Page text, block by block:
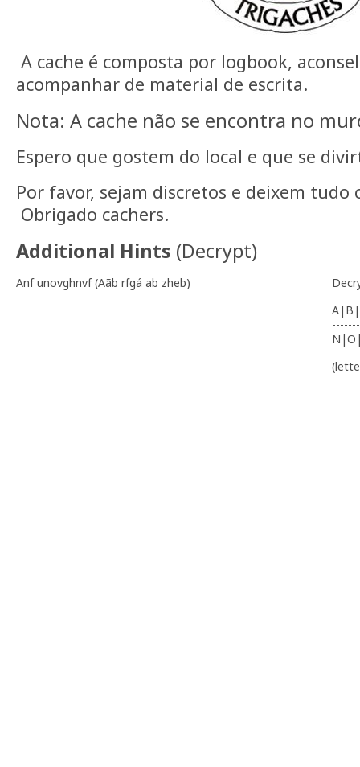
A cache é composta por logbook,
acompanhar de material de escrita.
Nota: A cache não se encontra no
Espero que gostem do local e que se
Por favor, sejam discretos e deixem
Obrigado cachers.
Additional Hints (Decrypt)
Anf unovghnvf (Aãb rfgá ab zheb)